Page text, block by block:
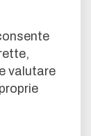
valutare